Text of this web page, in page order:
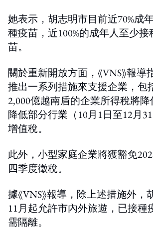
她表示，胡志明市目前近70%成
種疫苗，近100%的成年人至少
苗。
關於重新開放方面，《VNS》報導
推出一系列措施來支援企業，包
2,000億越南盾的企業所得稅將降
降低部分行業（10月1日至12月
增值稅。
此外，小型家庭企業將獲豁免
四季度徵稅。
據《VNS》報導，除上述措施外，
11月起允許市內外旅遊，已接種
需隔離。